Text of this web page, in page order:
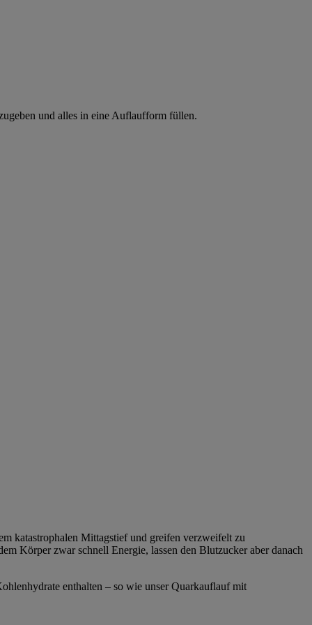
und alles in eine Auflaufform füllen.
katastrophalen Mittagstief und greifen verzweifelt zu
Körper zwar schnell Energie, lassen den Blutzucker aber danach
enthalten – so wie unser Quarkauflauf mit